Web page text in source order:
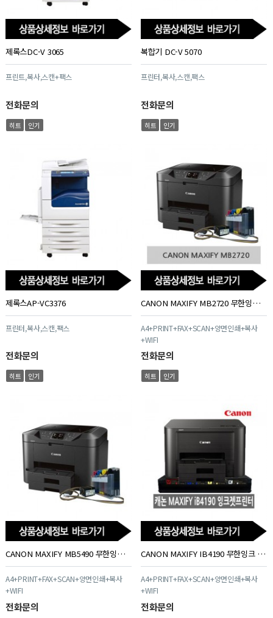
제록스DC-V 3065
프린트,복사,스캔+팩스
전화문의
히트 인기
복합기 DC-V 5070
프린터,복사,스캔,팩스
전화문의
히트 인기
제록스AP-VC3376
프린터,복사,스캔,팩스
전화문의
히트 인기
CANON MAXIFY MB2720 무한잉크 프린터 복합기
A4+PRINT+FAX+SCAN+양면인쇄+복사
+WIFI
전화문의
히트 인기
CANON MAXIFY MB5490 무한잉크 프린터 복합기
A4+PRINT+FAX+SCAN+양면인쇄+복사
+WIFI
전화문의
CANON MAXIFY IB4190 무한잉크 프린터 복합기
A4+PRINT+FAX+SCAN+양면인쇄+복사
+WIFI
전화문의